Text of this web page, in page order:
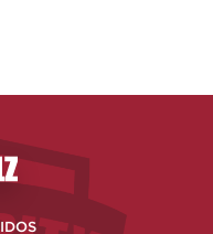
Construction